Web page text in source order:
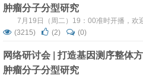
肿瘤分子分型研究
7月19日（周二）19：00准时开播，欢
(3215)
(2) (0)
网络研讨会 | 打造基因测序整体
肿瘤分子分型研究